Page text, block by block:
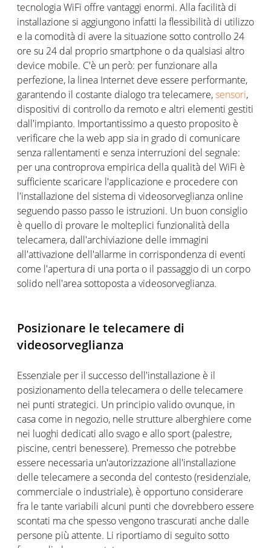
tecnologia WiFi offre vantaggi enormi. Alla facilità di
installazione si aggiungono infatti la flessibilità di utilizzo
e la comodità di avere la situazione sotto controllo 24
ore su 24 dal proprio smartphone o da qualsiasi altro
device mobile. C'è un però: per funzionare alla
perfezione, la linea Internet deve essere performante,
garantendo il costante dialogo tra telecamere,sensori,
dispositivi di controllo da remoto e altri elementi gestiti
dall'impianto. Importantissimo a questo proposito è
verificare che la web app sia in grado di comunicare
senza rallentamenti e senza interruzioni del segnale:
per una controprova empirica della qualità del WiFi è
sufficiente scaricare l'applicazione e procedere con
l'installazione del sistema di videosorveglianza online
seguendo passo passo le istruzioni. Un buon consiglio
è quello di provare le molteplici funzionalità della
telecamera, dall'archiviazione delle immagini
all'attivazione dell'allarme in corrispondenza di eventi
come l'apertura di una porta o il passaggio di un corpo
solido nell'area sottoposta a videosorveglianza.
Posizionare le telecamere di
videosorveglianza
Essenziale per il successo dell'installazione è il
posizionamento della telecamera o delle telecamere
nei punti strategici. Un principio valido ovunque, in
casa come in negozio, nelle strutture alberghiere come
nei luoghi dedicati allo svago e allo sport (palestre,
piscine, centri benessere). Premesso che potrebbe
essere necessaria un'autorizzazione all'installazione
delle telecamere a seconda del contesto (residenziale,
commerciale o industriale), è opportuno considerare
fra le tante variabili alcuni punti che dovrebbero essere
scontati ma che spesso vengono trascurati anche dalle
persone più attente. Li riportiamo di seguito sotto